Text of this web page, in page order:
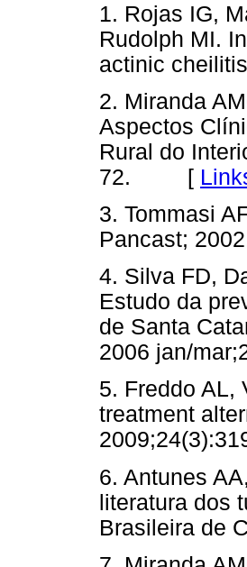
1. Rojas IG,
Rudolph MI.
actinic
2. Miranda
Aspectos
Rural do
72. [
3. Tommasi
Pancast;
4. Silva FD,
Estudo da
de Santa
2006 jan/
5. Freddo AL,
treatment
6. Antunes
literatura dos
Brasileira